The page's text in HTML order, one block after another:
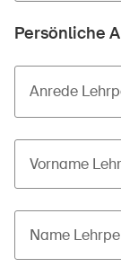
Persönliche
Anrede
Vorname
Name